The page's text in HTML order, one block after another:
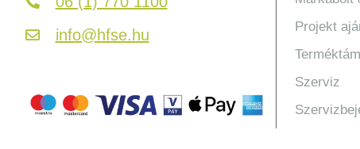
info@hfse.hu
Projekt
Szerviz